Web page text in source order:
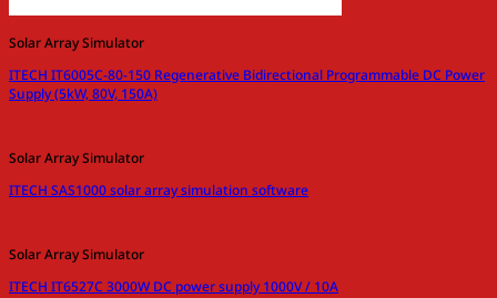
Solar Array Simulator
ITECH IT6005C-80-150 Regenerative Bidirectional Programmable DC Power
Supply (5kW, 80V, 150A)
Solar Array Simulator
ITECH SAS1000 solar array simulation software
Solar Array Simulator
ITECH IT6527C 3000W DC power supply 1000V / 10A